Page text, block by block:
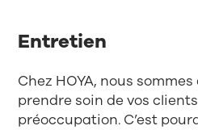
Entretien
Chez HOYA, nous
prendre soin de vos
préoccupation. C’est